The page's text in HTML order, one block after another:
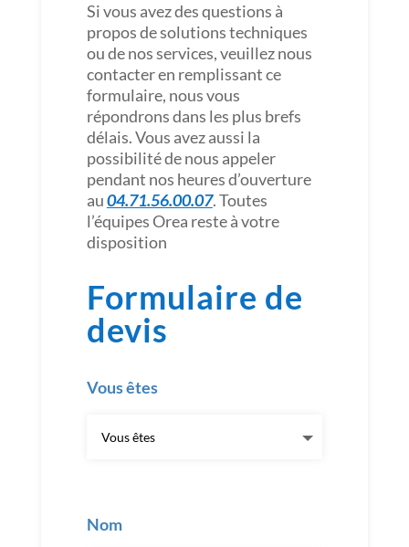
Si vous avez des questions à
propos de solutions techniques
ou de nos services, veuillez nous
contacter en remplissant ce
formulaire, nous vous
répondrons dans les plus brefs
délais. Vous avez aussi la
possibilité de nous appeler
pendant nos heures d’ouverture
au04.71.56.00.07. Toutes
l’équipes Orea reste à votre
disposition
Formulaire de
devis
Vous êtes
Nom